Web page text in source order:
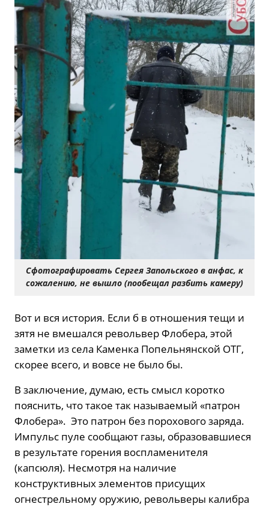
Сфотографировать Сергея Запольского в анфас, к
сожалению, не вышло (пообещал разбить камеру)
Вот и вся история. Если б в отношения тещи и
зятя не вмешался револьвер Флобера, этой
заметки из села Каменка Попельнянской ОТГ,
скорее всего, и вовсе не было бы.
В заключение, думаю, есть смысл коротко
пояснить, что такое так называемый «патрон
Флобера». Это патрон без порохового заряда.
Импульс пуле сообщают газы, образовавшиеся
в результате горения воспламенителя
(капсюля). Несмотря на наличие
конструктивных элементов присущих
огнестрельному оружию, револьверы калибра